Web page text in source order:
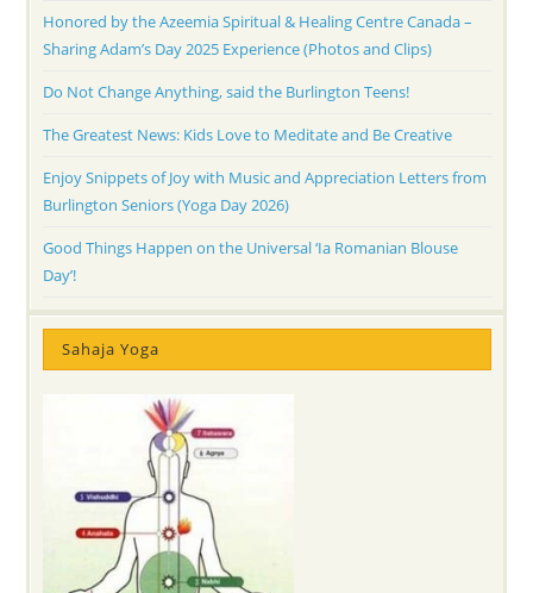
Honored by the Azeemia Spiritual & Healing Centre Canada –
Sharing Adam’s Day 2025 Experience (Photos and Clips)
Do Not Change Anything, said the Burlington Teens!
The Greatest News: Kids Love to Meditate and Be Creative
Enjoy Snippets of Joy with Music and Appreciation Letters from
Burlington Seniors (Yoga Day 2026)
Good Things Happen on the Universal ‘Ia Romanian Blouse
Day’!
Sahaja Yoga